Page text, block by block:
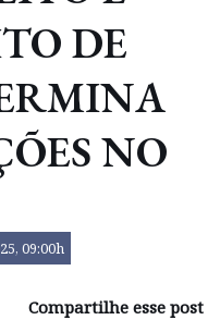
DE
NO
09:00h
Compartilhe esse post